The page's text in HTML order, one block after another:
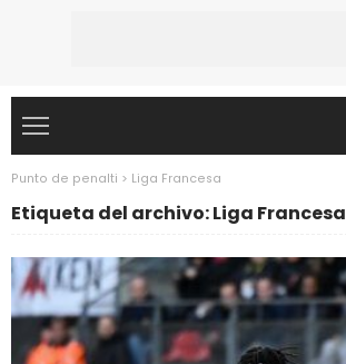
Punto de penalti > Liga Francesa
Etiqueta del archivo: Liga Francesa